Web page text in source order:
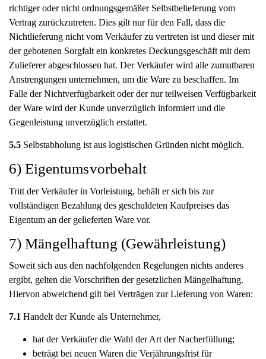
richtiger oder nicht ordnungsgemäßer Selbstbelieferung vom
Vertrag zurückzutreten. Dies gilt nur für den Fall, dass die
Nichtlieferung nicht vom Verkäufer zu vertreten ist und dieser mit
der gebotenen Sorgfalt ein konkretes Deckungsgeschäft mit dem
Zulieferer abgeschlossen hat. Der Verkäufer wird alle zumutbaren
Anstrengungen unternehmen, um die Ware zu beschaffen. Im
Falle der Nichtverfügbarkeit oder der nur teilweisen Verfügbarkeit
der Ware wird der Kunde unverzüglich informiert und die
Gegenleistung unverzüglich erstattet.
5.5 Selbstabholung ist aus logistischen Gründen nicht möglich.
6) Eigentumsvorbehalt
Tritt der Verkäufer in Vorleistung, behält er sich bis zur
vollständigen Bezahlung des geschuldeten Kaufpreises das
Eigentum an der gelieferten Ware vor.
7) Mängelhaftung (Gewährleistung)
Soweit sich aus den nachfolgenden Regelungen nichts anderes
ergibt, gelten die Vorschriften der gesetzlichen Mängelhaftung.
Hiervon abweichend gilt bei Verträgen zur Lieferung von Waren:
7.1 Handelt der Kunde als Unternehmer,
hat der Verkäufer die Wahl der Art der Nacherfüllung;
beträgt bei neuen Waren die Verjährungsfrist für